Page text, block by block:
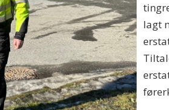
lagt